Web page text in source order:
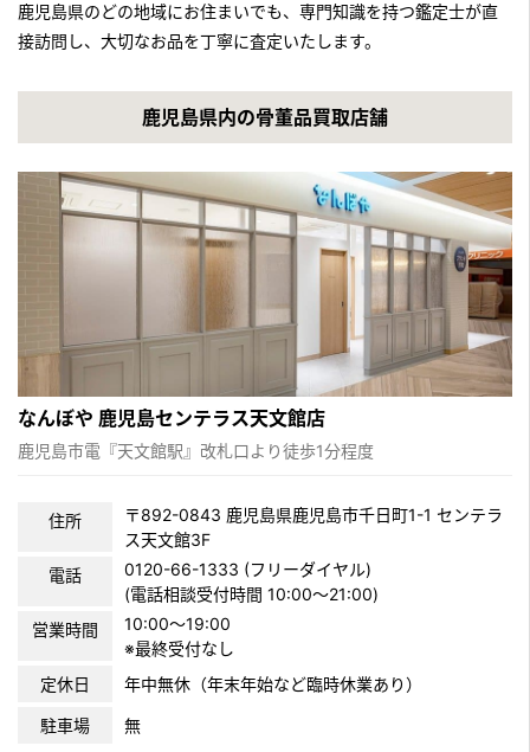
鹿児島県のどの地域にお住まいでも、専門知識を持つ鑑定士が直
接訪問し、大切なお品を丁寧に査定いたします。
鹿児島県内の骨董品買取店舗
なんぼや 鹿児島センテラス天文館店
鹿児島市電『天文館駅』改札口より徒歩1分程度
住所
〒892-0843 鹿児島県鹿児島市千日町1-1 センテラ
ス天文館3F
電話
0120-66-1333 (フリーダイヤル)
(電話相談受付時間 10:00〜21:00)
営業時間
10:00～19:00
※最終受付なし
定休日
年中無休（年末年始など臨時休業あり）
駐車場 無